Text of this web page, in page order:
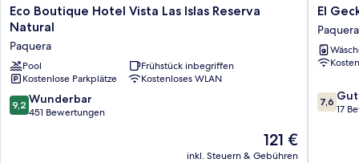
Eco
Boutique
Vista
Las
Islas
Reserva
Natural
Eco Boutique Hotel Vista Las Islas Reserva
Natural
Paquera
Pool
Frühstück inbegriffen
Kostenlose Parkplätze
Kostenloses WLAN
9.2
von
9,2 Wunderbar
451 Bewertungen
Der
Preis
121 €
inkl. Steuern & Gebühren
El
Gecko
Paquera
El
Paquera
7.6
von
7,6 Gut
17